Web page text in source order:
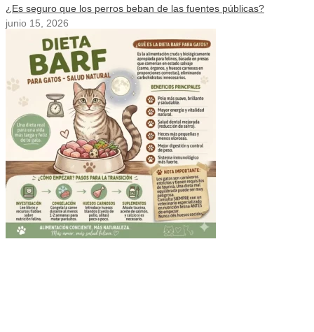
¿Es seguro que los perros beban de las fuentes públicas?
junio 15, 2026